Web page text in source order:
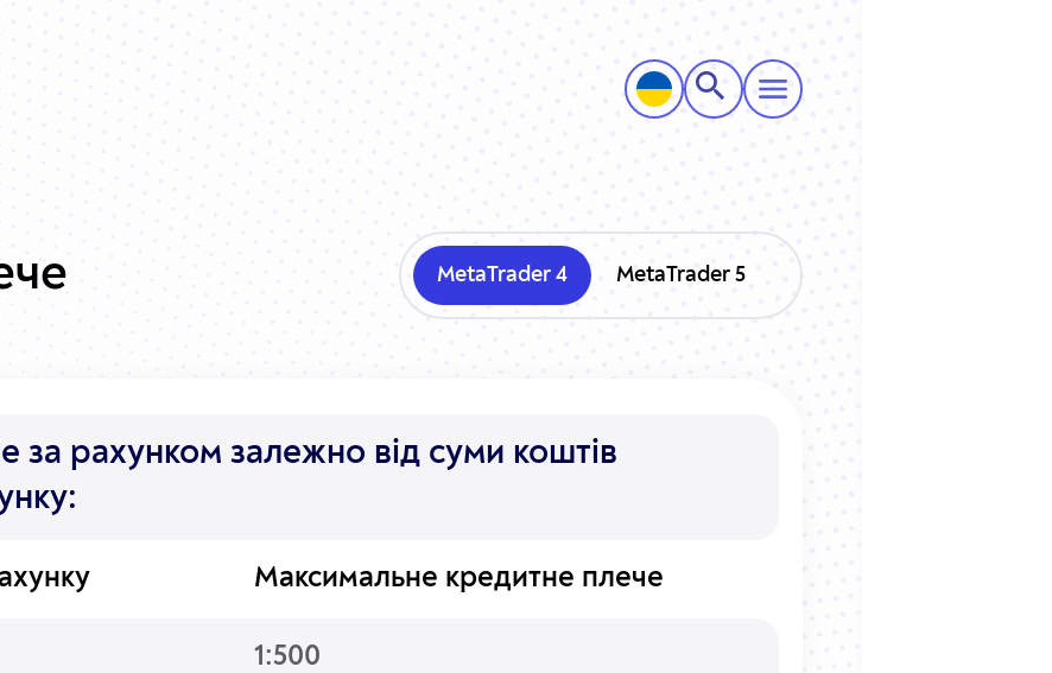
MetaTrader 4 MetaTrader 5
за рахунком залежно від суми коштів
Максимальне кредитне плече
1:500